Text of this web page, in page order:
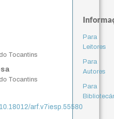
Tocantins
Tocantins
arf.v7iesp.55580
Para
Leitores
Para
Autores
Para